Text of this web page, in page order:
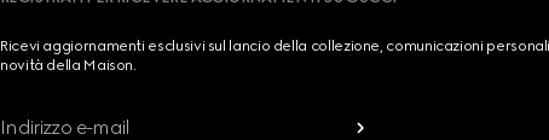
Ricevi aggiornamenti esclusivi sul lancio della collezione, comunicazioni
novità della Maison.
Indirizzo e-mail